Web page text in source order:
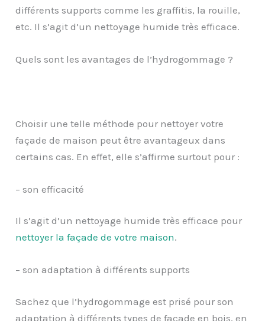
différents supports comme les graffitis, la rouille,
etc. Il s’agit d’un nettoyage humide très efficace.
Quels sont les avantages de l’hydrogommage ?
Choisir une telle méthode pour nettoyer votre
façade de maison peut être avantageux dans
certains cas. En effet, elle s’affirme surtout pour :
– son efficacité
Il s’agit d’un nettoyage humide très efficace pour
nettoyer la façade de votre maison.
– son adaptation à différents supports
Sachez que l’hydrogommage est prisé pour son
adaptation à différents types de façade en bois, en